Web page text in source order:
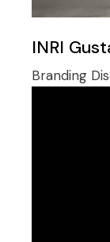
INRI
Branding